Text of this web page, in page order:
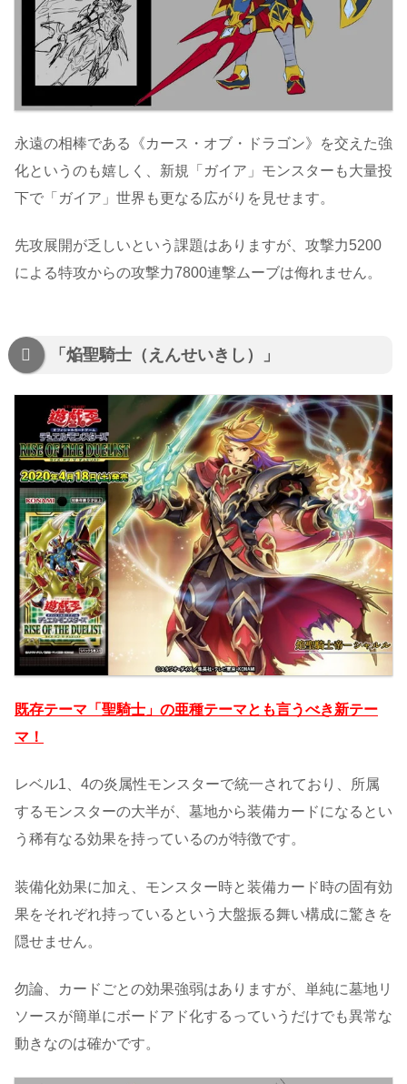
永遠の相棒である《カース・オブ・ドラゴン》を交えた強
化というのも嬉しく、新規「ガイア」モンスターも大量投
下で「ガイア」世界も更なる広がりを見せます。
先攻展開が乏しいという課題はありますが、攻撃力5200
による特攻からの攻撃力7800連撃ムーブは侮れません。
「焔聖騎士（えんせいきし）」
既存テーマ「聖騎士」の亜種テーマとも言うべき新テー
マ！
レベル1、4の炎属性モンスターで統一されており、所属
するモンスターの大半が、墓地から装備カードになるとい
う稀有なる効果を持っているのが特徴です。
装備化効果に加え、モンスター時と装備カード時の固有効
果をそれぞれ持っているという大盤振る舞い構成に驚きを
隠せません。
勿論、カードごとの効果強弱はありますが、単純に墓地リ
ソースが簡単にボードアド化するっていうだけでも異常な
動きなのは確かです。